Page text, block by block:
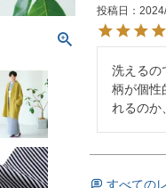
投稿日
洗えるの
柄が個性
れるのか
すべての